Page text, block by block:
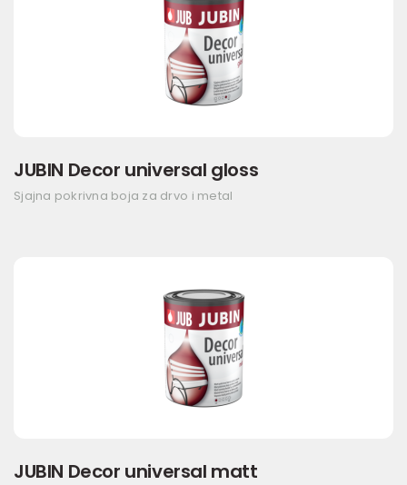
JUBIN Decor universal gloss
Sjajna pokrivna boja za drvo i metal
JUBIN Decor universal matt